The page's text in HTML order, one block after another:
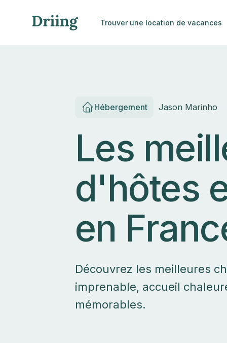
Trouver une location de vacances
Hébergement Jason Marinho
Les
d'hôtes
en
Découvrez les meilleures
imprenable, accueil
mémorables.